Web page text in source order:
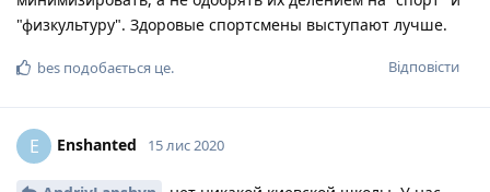
"физкультуру". Здоровые спортсмены выступают лучше.
Відповісти
bes подобається це.
E Enshanted 15 лис 2020